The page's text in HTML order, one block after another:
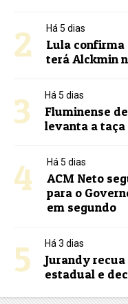
2 Há 5 dias
Lula confirma
terá Alckmin
3 Há 5 dias
Fluminense
levanta a taça
4 Há 5 dias
ACM Neto
para o
em segundo
5 Há 3 dias
Jurandy
estadual e